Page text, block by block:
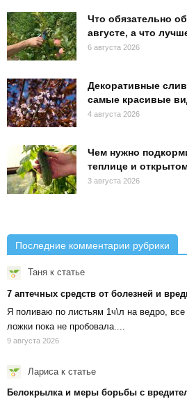
Что обязательно
августе, а что
6 августа 2026
Декоративные
самые красивые
4 августа 2026
Чем нужно
теплице и
3 августа 2026
Последние комментарии рубрики
Таня к статье
7 аптечных средств от болезней и
Я поливаю по листьям 1ч\л на ведро, все
ложки пока не пробовала....
9 августа 2026
Лариса к статье
Белокрылка и меры борьбы с